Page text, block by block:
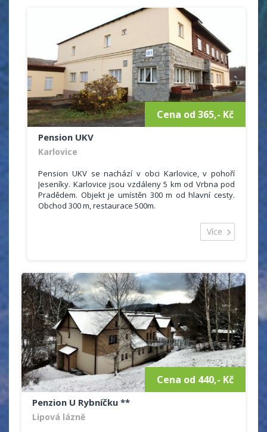
krbem, saunu, venkovní posezení s venkovním
krbem, grill, ohniště.
1 500 Kč objekt / noc
Cena od 365,- Kč
Pension UKV
Karlovice
Pension UKV se nachází v obci Karlovice, v pohoří
Jeseníky. Karlovice jsou vzdáleny 5 km od Vrbna pod
Pradědem. Objekt je umístěn 300 m od hlavní cesty.
Obchod 300 m, restaurace 500m.
pokojích se sociálním zařízením (malá koupelna se
sprchou a WC), malé ledničky a televize. Stravování je
místnost s TV, herna na stolní tenis se dvěma stoly.
Více
Cena od 440,- Kč
Penzion U Rybníčku **
Lipová lázně